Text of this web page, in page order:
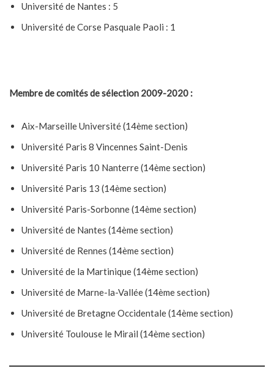
Université de Nantes : 5
Université de Corse Pasquale Paoli : 1
Membre de comités de sélection 2009-2020 :
Aix-Marseille Université (14ème section)
Université Paris 8 Vincennes Saint-Denis
Université Paris 10 Nanterre (14ème section)
Université Paris 13 (14ème section)
Université Paris-Sorbonne (14ème section)
Université de Nantes (14ème section)
Université de Rennes (14ème section)
Université de la Martinique (14ème section)
Université de Marne-la-Vallée (14ème section)
Université de Bretagne Occidentale (14ème section)
Université Toulouse le Mirail (14ème section)